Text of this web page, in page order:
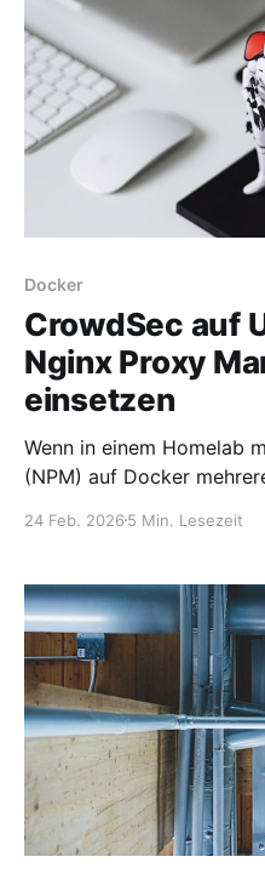
Frameworks durchsucht. Typische Angriffe sind
beispielsweise: * Brute-Force-Versuche auf Login-
Seiten
Docker
CrowdSec auf
Nginx Proxy
einsetzen
Wenn in einem Homelab
(NPM) auf Docker
zuverlässige
diesem Beitrag zeige ich
Installation von
Einbindung der Docker-
24 Feb. 2026 5 Min. Lesezeit